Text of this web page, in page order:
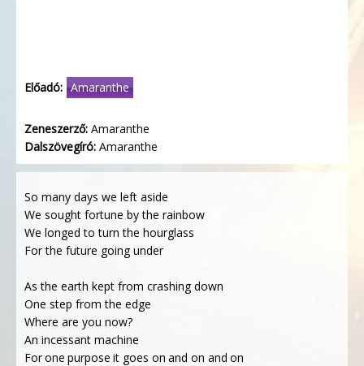
Előadó: Amaranthe
Zeneszerző: Amaranthe
Dalszövegíró: Amaranthe
So many days we left aside
We sought fortune by the rainbow
We longed to turn the hourglass
For the future going under
As the earth kept from crashing down
One step from the edge
Where are you now?
An incessant machine
For one purpose it goes on and on and on